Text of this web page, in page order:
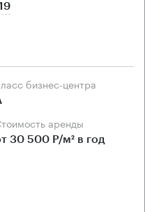
Класс бизнес-центра
Стоимость аренды
30 500 Р/м² в год